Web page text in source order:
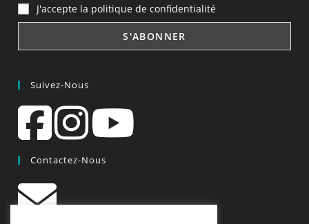
J'accepte la politique de confidentialité
Suivez-Nous
Contactez-Nous
contact@quiscrap.fr